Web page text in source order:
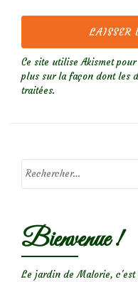
Ce site utilise Akismet
plus sur la façon dont les
traitées.
Bienvenue !
Le jardin de Malorie,